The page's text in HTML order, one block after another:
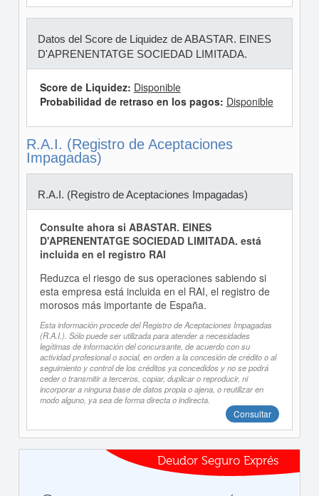
Datos del Score de Liquidez de ABASTAR. EINES
D'APRENENTATGE SOCIEDAD LIMITADA.
Score de Liquidez: Disponible
Probabilidad de retraso en los pagos: Disponible
R.A.I. (Registro de Aceptaciones
Impagadas)
R.A.I. (Registro de Aceptaciones Impagadas)
Consulte ahora si ABASTAR. EINES
D'APRENENTATGE SOCIEDAD LIMITADA. está
incluida en el registro RAI
Reduzca el riesgo de sus operaciones sabiendo si
esta empresa está incluida en el RAI, el registro de
morosos más importante de España.
Esta información procede del Registro de Aceptaciones Impagadas
(R.A.I.). Sólo puede ser utilizada para atender a necesidades
legítimas de información del concursante, de acuerdo con su
actividad profesional o social, en orden a la concesión de crédito o al
seguimiento y control de los créditos ya concedidos y no se podrá
ceder o transmitir a terceros, copiar, duplicar o reproducir, ni
incorporar a ninguna base de datos propia o ajena, o reutilizar en
modo alguno, ya sea de forma directa o indirecta.
Consultar
Deudor Seguro Exprés